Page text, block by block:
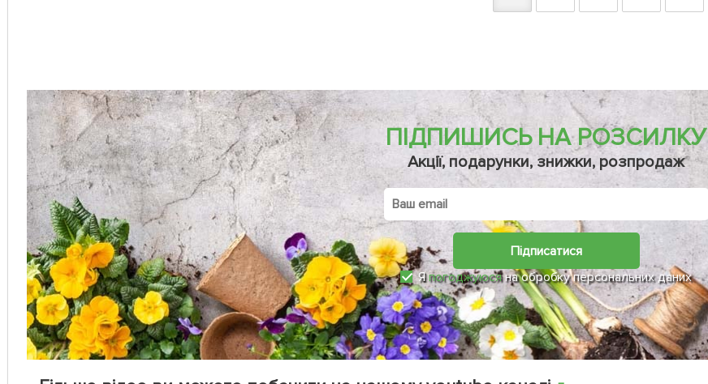
ПІДПИШИСЬ НА РОЗСИЛКУ
Акції, подарунки, знижки, розпродаж
Підписатися
Япогоджуюсяна обробку персональних даних